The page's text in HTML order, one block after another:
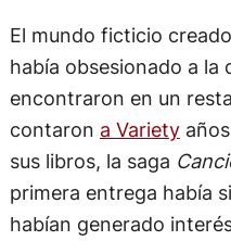
El mundo ficticio
había obsesionado a la
encontraron en un
contaron a Varietyaños
sus libros, la saga
primera entrega había
habían generado